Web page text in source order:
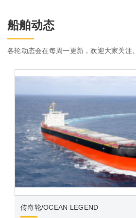
船舶动态
各轮动态会在每周一更新，欢迎大家关注。
传奇轮/OCEAN LEGEND